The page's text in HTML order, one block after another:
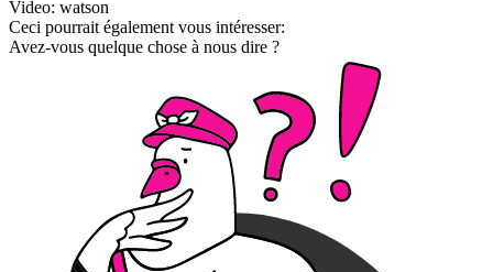
Video: watson
Ceci pourrait également vous intéresser:
Avez-vous quelque chose à nous dire ?